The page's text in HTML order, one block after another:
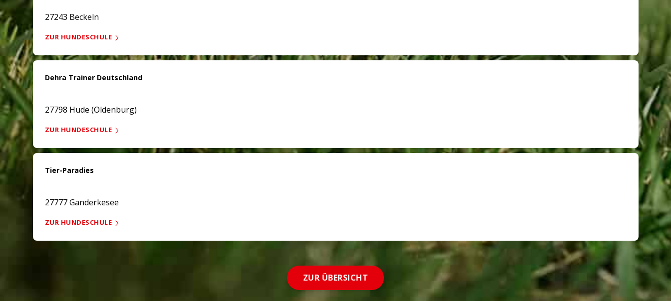
27243 Beckeln
ZUR HUNDESCHULE
Dehra Trainer Deutschland
27798 Hude (Oldenburg)
ZUR HUNDESCHULE
Tier-Paradies
27777 Ganderkesee
ZUR HUNDESCHULE
ZUR ÜBERSICHT